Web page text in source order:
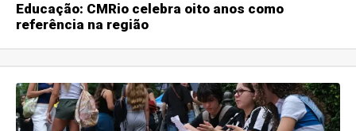
Educação: CMRio celebra oito anos como
referência na região